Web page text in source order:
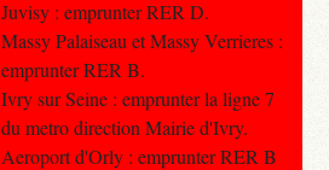
Juvisy : emprunter RER D.
Massy Palaiseau et Massy Verrieres :
emprunter RER B.
Ivry sur Seine : emprunter la ligne 7
du metro direction Mairie d'Ivry.
Aeroport d'Orly : emprunter RER B